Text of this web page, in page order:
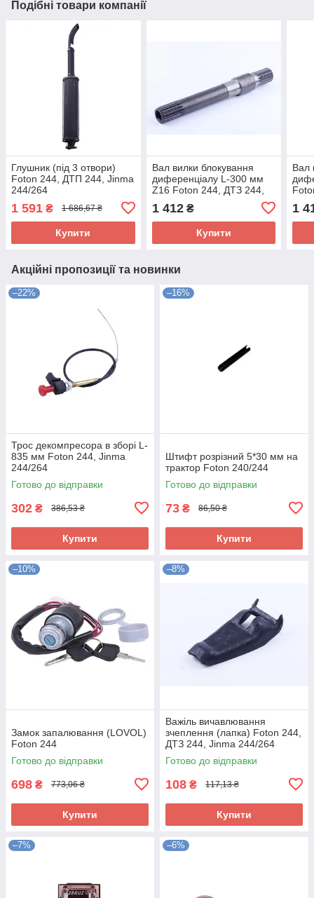
Подібні товари компанії
Глушник (під 3 отвори)
Foton 244, ДТП 244, Jinma
244/264
1 591 ₴ 1 686,67 ₴
Купити
Вал вилки блокування
диференціалу L-300 мм
Z16 Foton 244, ДТЗ 244,
1 412₴
Купити
Вал
1
Акційні пропозиції та новинки
–22%
Трос декомпресора в зборі L-
835 мм Foton 244, Jinma
244/264
Готово до відправки
302 ₴ 386,53 ₴
Купити
–16%
Штифт розрізний 5*30 мм на
трактор Foton 240/244
Готово до відправки
73 ₴ 86,50 ₴
Купити
–10%
Замок запалювання (LOVOL)
Foton 244
Готово до відправки
698 ₴ 773,06 ₴
Купити
–8%
Важіль вичавлювання
зчеплення (лапка) Foton 244,
ДТЗ 244, Jinma 244/264
Готово до відправки
108 ₴ 117,13 ₴
Купити
–7% –6%